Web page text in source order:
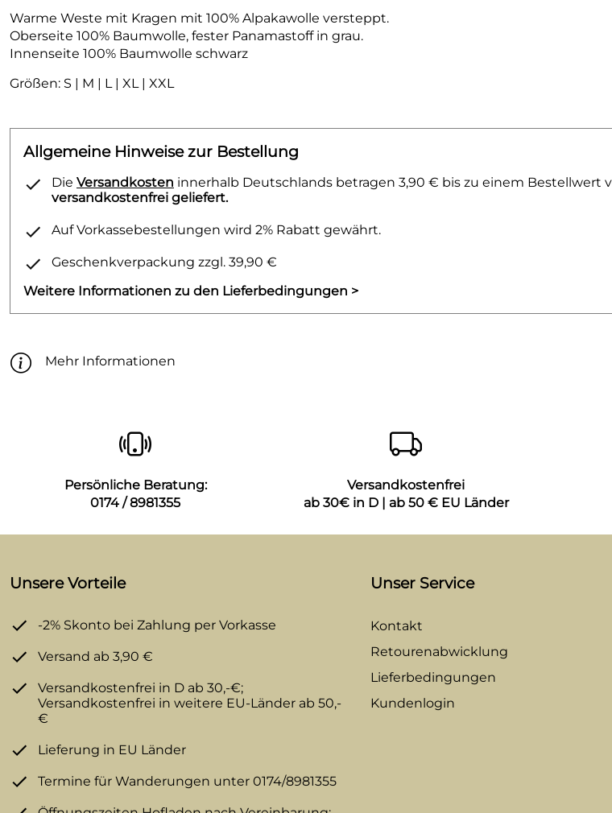
Warme Weste mit Kragen mit 100% Alpakawolle versteppt.
Oberseite 100% Baumwolle, fester Panamastoff in grau.
Innenseite 100% Baumwolle schwarz
Größen: S | M | L | XL | XXL
Allgemeine Hinweise zur Bestellung
Die Versandkosten innerhalb Deutschlands betragen 3,90 € bis zu einem Bestellwert
versandkostenfrei geliefert.
Auf Vorkassebestellungen wird 2% Rabatt gewährt.
Geschenkverpackung zzgl. 39,90 €
Weitere Informationen zu den Lieferbedingungen >
Mehr Informationen
Persönliche Beratung:
0174 / 8981355
Versandkostenfrei
ab 30€ in D | ab 50 € EU Länder
Unsere Vorteile
-2% Skonto bei Zahlung per Vorkasse
Versand ab 3,90 €
Versandkostenfrei in D ab 30,-€;
Versandkostenfrei in weitere EU-Länder ab 50,-
€
Lieferung in EU Länder
Termine für Wanderungen unter 0174/8981355
Unser Service
Kontakt
Retourenabwicklung
Lieferbedingungen
Kundenlogin